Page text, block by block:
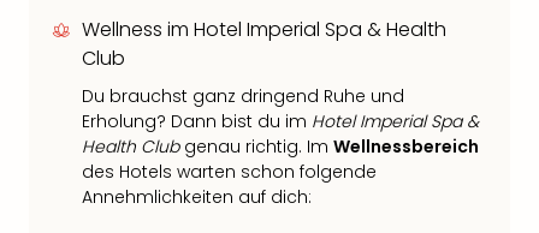
Wellness im Hotel Imperial Spa & Health
Club
Du brauchst ganz dringend Ruhe und
Erholung? Dann bist du im Hotel Imperial Spa &
Health Clubgenau richtig. Im Wellnessbereich
des Hotels warten schon folgende
Annehmlichkeiten auf dich: